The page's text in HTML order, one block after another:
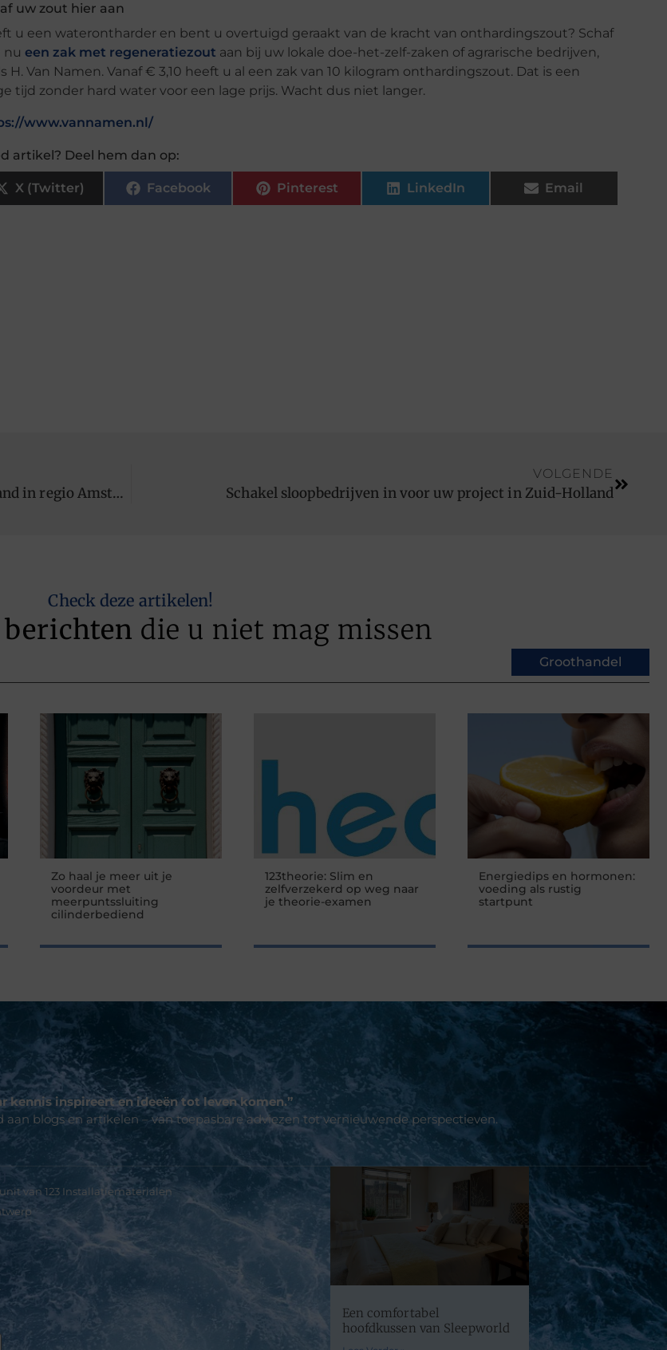
uw zout hier aan
u een waterontharder en bent u overtuigd geraakt van de kracht van onthardingszout? Schaf
nu een zak met regeneratiezout aan bij uw lokale doe-het-zelf-zaken of agrarische bedrijven,
H. Van Namen. Vanaf € 3,10 heeft u al een zak van 10 kilogram onthardingszout. Dat is een
tijd zonder hard water voor een lage prijs. Wacht dus niet langer.
www.vannamen.nl/
artikel? Deel hem dan op:
X (Twitter) Facebook Pinterest LinkedIn Email
Ruimtegebrek oplossen met een dakopbouw op uw pand in regio Amsterdam
VOLGENDE
Schakel sloopbedrijven in voor uw project in Zuid-Holland
Check deze artikelen!
berichten die u niet mag missen
Groothandel
Zo haal je meer uit je
voordeur met
meerpuntssluiting
cilinderbediend
123theorie: Slim en
zelfverzekerd op weg naar
je theorie-examen
Energiedips en hormonen:
voeding als rustig
startpunt
kennis inspireert en ideeën tot leven komen.”
blogs en artikelen – van toepasbare adviezen tot vernieuwende perspectieven.
van 123 Installatiematerialen
Een comfortabel
hoofdkussen van Sleepworld